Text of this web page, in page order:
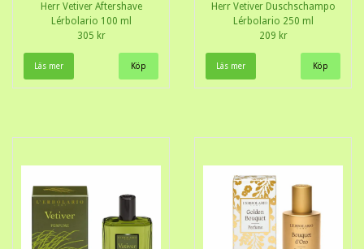
Herr Vetiver Aftershave
Lérbolario 100 ml
305 kr
Läs mer
Herr Vetiver Duschschampo
Lérbolario 250 ml
209 kr
Läs mer